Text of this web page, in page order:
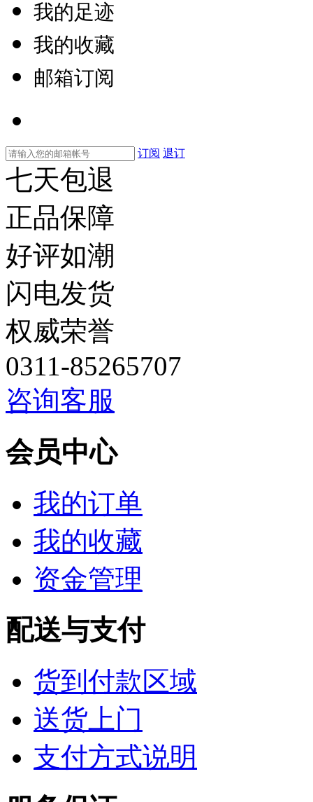
我的足迹
我的收藏
邮箱订阅
订阅 退订
七天包退
正品保障
好评如潮
闪电发货
权威荣誉
0311-85265707
咨询客服
会员中心
我的订单
我的收藏
资金管理
配送与支付
货到付款区域
送货上门
支付方式说明